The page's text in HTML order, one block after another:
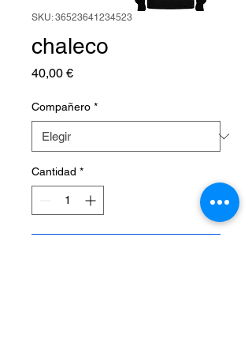
SKU: 36523641234523
chaleco
40,00 €Precio
Compañero *
Cantidad *